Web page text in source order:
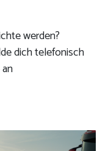
werden?
dich telefonisch